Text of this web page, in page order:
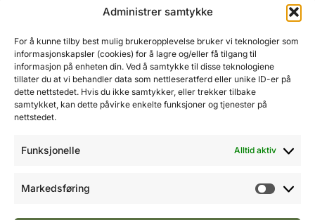
Administrer samtykke
For å kunne tilby best mulig brukeropplevelse bruker vi teknologier som
informasjonskapsler (cookies) for å lagre og/eller få tilgang til
informasjon på enheten din. Ved å samtykke til disse teknologiene
tillater du at vi behandler data som nettleseratferd eller unike ID-er på
dette nettstedet. Hvis du ikke samtykker, eller trekker tilbake
samtykket, kan dette påvirke enkelte funksjoner og tjenester på
nettstedet.
Funksjonelle Alltid aktiv
Markedsføring
Ole-Vidar Jensen
Mobil: 976 50 875
E-post:ole@fremtidensbygg.no
Key account manager
Cristian Fatah